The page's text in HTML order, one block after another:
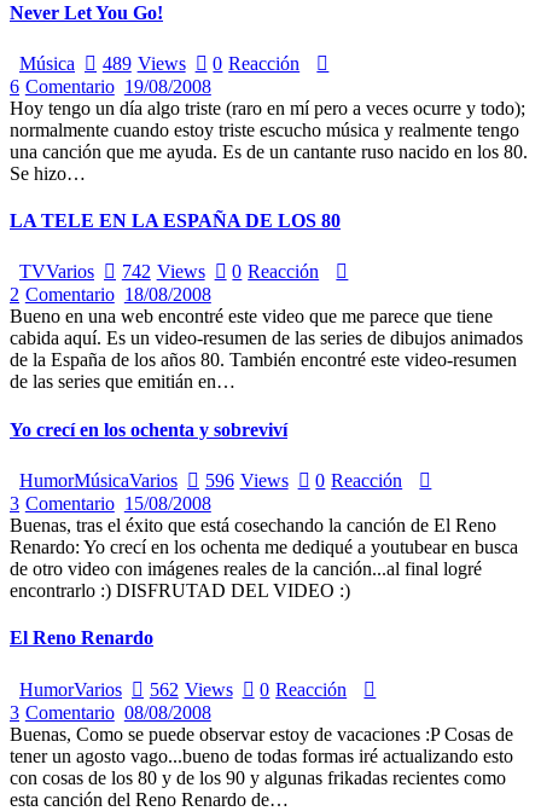
Never Let You Go!
Música 489 Views 0 Reacción
6 Comentario 19/08/2008
Hoy tengo un día algo triste (raro en mí pero a veces ocurre y todo);
normalmente cuando estoy triste escucho música y realmente tengo
una canción que me ayuda. Es de un cantante ruso nacido en los 80.
Se hizo…
LA TELE EN LA ESPAÑA DE LOS 80
TVVarios 742 Views 0 Reacción
2 Comentario 18/08/2008
Bueno en una web encontré este video que me parece que tiene
cabida aquí. Es un video-resumen de las series de dibujos animados
de la España de los años 80. También encontré este video-resumen
de las series que emitián en…
Yo crecí en los ochenta y sobreviví
HumorMúsicaVarios 596 Views 0 Reacción
3 Comentario 15/08/2008
Buenas, tras el éxito que está cosechando la canción de El Reno
Renardo: Yo crecí en los ochenta me dediqué a youtubear en busca
de otro video con imágenes reales de la canción...al final logré
encontrarlo :) DISFRUTAD DEL VIDEO :)
El Reno Renardo
HumorVarios 562 Views 0 Reacción
3 Comentario 08/08/2008
Buenas, Como se puede observar estoy de vacaciones :P Cosas de
tener un agosto vago...bueno de todas formas iré actualizando esto
con cosas de los 80 y de los 90 y algunas frikadas recientes como
esta canción del Reno Renardo de…